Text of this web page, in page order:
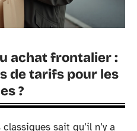
achat frontalier :
de tarifs pour les
?
sait qu’il n’y a